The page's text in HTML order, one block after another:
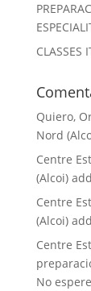
CLASSES
Quiero,
Nord
Centre
(Alcoi)
Centre
(Alcoi)
Centre
No